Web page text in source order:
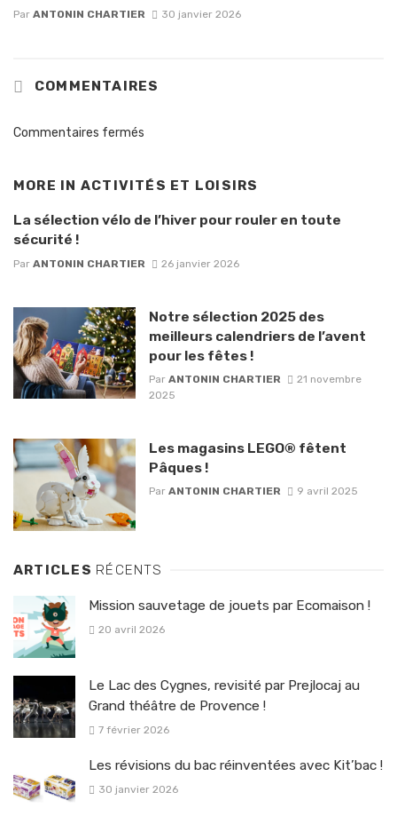
Par ANTONIN CHARTIER 30 janvier 2026
COMMENTAIRES
Commentaires fermés
MORE IN ACTIVITÉS ET LOISIRS
La sélection vélo de l’hiver pour rouler en toute
sécurité !
Par ANTONIN CHARTIER 26 janvier 2026
Notre sélection 2025 des
meilleurs calendriers de l’avent
pour les fêtes !
Par ANTONIN CHARTIER
21 novembre
2025
Les magasins LEGO® fêtent
Pâques !
Par ANTONIN CHARTIER 9 avril 2025
ARTICLES RÉCENTS
Mission sauvetage de jouets par Ecomaison !
20 avril 2026
Le Lac des Cygnes, revisité par Prejlocaj au
Grand théâtre de Provence !
7 février 2026
Les révisions du bac réinventées avec Kit’bac !
30 janvier 2026